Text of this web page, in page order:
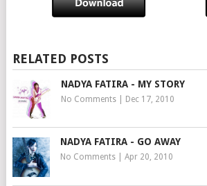
RELATED POSTS
NADYA FATIRA - MY STORY
No Comments| Dec 17, 2010
NADYA FATIRA - GO AWAY
No Comments| Apr 20, 2010